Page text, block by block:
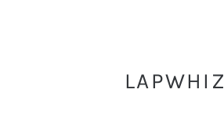
LAPWHIZ